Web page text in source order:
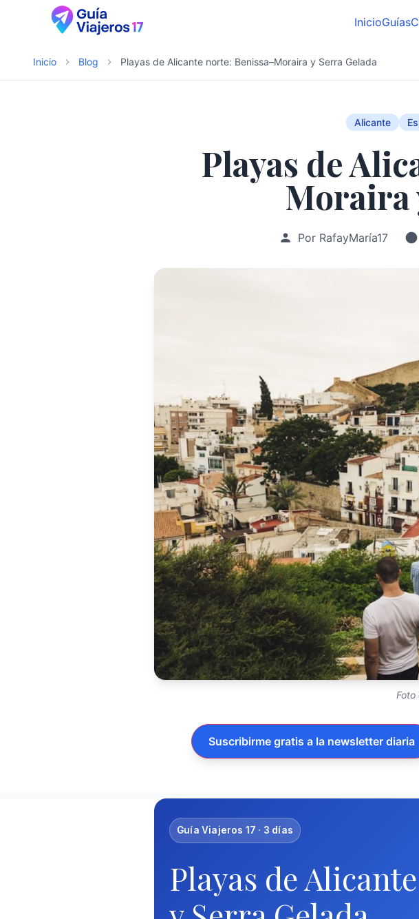
InicioGuías
Inicio Blog Playas de Alicante norte: Benissa–Moraira y Serra Gelada
Alicante
Playas de
Moraira
Por RafayMaría17
Foto
Suscribirme gratis a la newsletter diaria
Guía Viajeros 17 · 3 días
Playas de